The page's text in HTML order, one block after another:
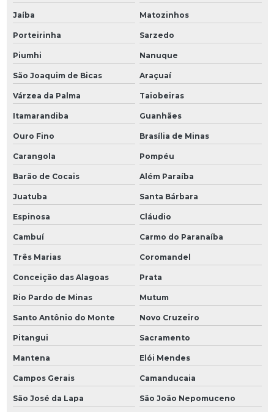
Jaíba Matozinhos
Porteirinha Sarzedo
Piumhi Nanuque
São Joaquim de Bicas Araçuaí
Várzea da Palma Taiobeiras
Itamarandiba Guanhães
Ouro Fino Brasília de Minas
Carangola Pompéu
Barão de Cocais Além Paraíba
Juatuba Santa Bárbara
Espinosa Cláudio
Cambuí Carmo do Paranaíba
Três Marias Coromandel
Conceição das Alagoas Prata
Rio Pardo de Minas Mutum
Santo Antônio do Monte Novo Cruzeiro
Pitangui Sacramento
Mantena Elói Mendes
Campos Gerais Camanducaia
São José da Lapa São João Nepomuceno